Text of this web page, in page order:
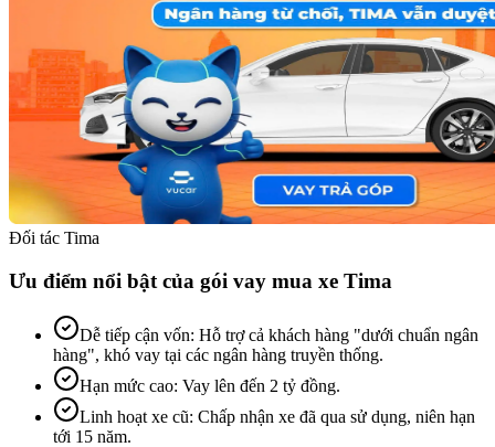
Đối tác Tima
Ưu điểm nổi bật của gói vay mua xe Tima
Dễ tiếp cận vốn: Hỗ trợ cả khách hàng "dưới chuẩn ngân
hàng", khó vay tại các ngân hàng truyền thống.
Hạn mức cao: Vay lên đến 2 tỷ đồng.
Linh hoạt xe cũ: Chấp nhận xe đã qua sử dụng, niên hạn
tới 15 năm.